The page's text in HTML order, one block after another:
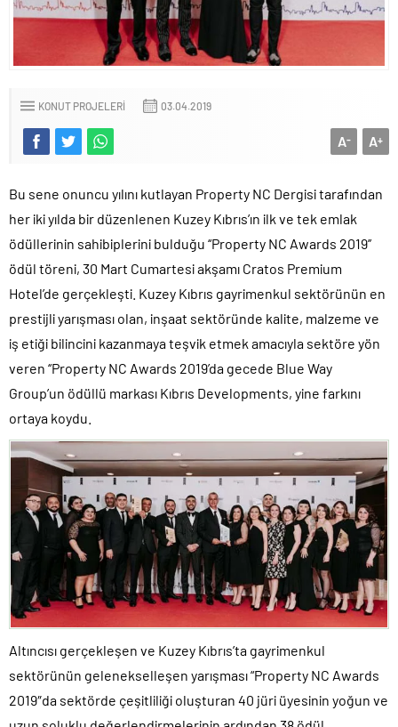
KONUT PROJELERI 03.04.2019
A+
A-
Bu sene onuncu yılını kutlayan Property NC Dergisi tarafından
her iki yılda bir düzenlenen Kuzey Kıbrıs’ın ilk ve tek emlak
ödüllerinin sahibiplerini bulduğu ‘‘Property NC Awards 2019’’
ödül töreni, 30 Mart Cumartesi akşamı Cratos Premium
Hotel’de gerçekleşti. Kuzey Kıbrıs gayrimenkul sektörünün en
prestijli yarışması olan, inşaat sektöründe kalite, malzeme ve
iş etiği bilincini kazanmaya teşvik etmek amacıyla sektöre yön
veren ‘‘Property NC Awards 2019’da gecede Blue Way
Group’un ödüllü markası Kıbrıs Developments, yine farkını
ortaya koydu.
Altıncısı gerçekleşen ve Kuzey Kıbrıs’ta gayrimenkul
sektörünün gelenekselleşen yarışması “Property NC Awards
2019″da sektörde çeşitliliği oluşturan 40 jüri üyesinin yoğun ve